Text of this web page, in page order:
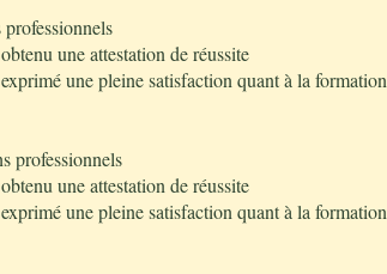
une attestation de réussite
une pleine satisfaction quant à la formation
professionnels
une attestation de réussite
une pleine satisfaction quant à la formation